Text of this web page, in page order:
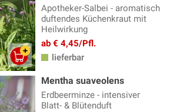
Apotheker-Salbei - aromatisch
duftendes Küchenkraut mit
Heilwirkung
ab € 4,45/Pfl.
lieferbar
Mentha suaveolens
Erdbeerminze - intensiver
Blatt- & Blütenduft